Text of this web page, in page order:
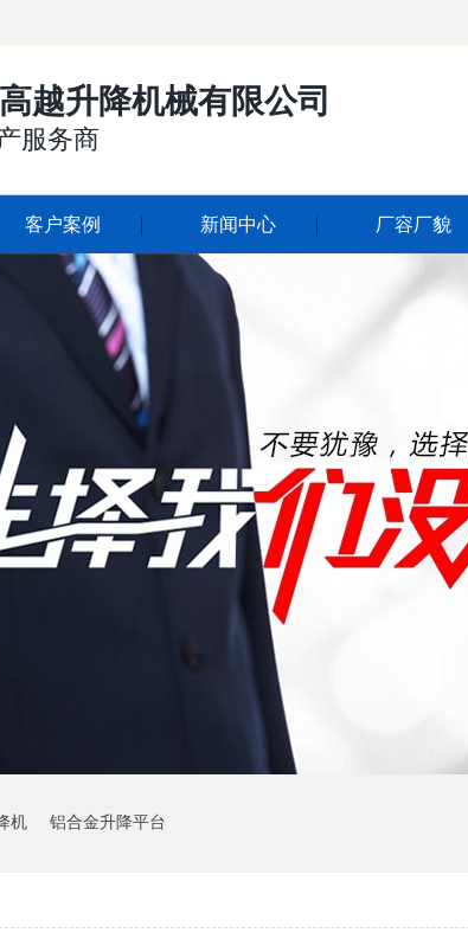
越升降机械有限公司
服务商
客户案例 新闻中心 厂容厂貌
机 铝合金升降平台